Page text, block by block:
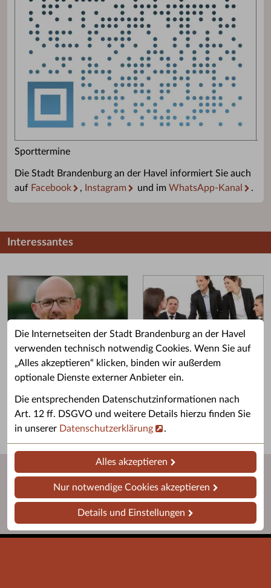
Die Internetseiten der Stadt Brandenburg an der Havel
verwenden technisch notwendig Cookies. Wenn Sie auf
„Alles akzeptieren“ klicken, binden wir außerdem
optionale Dienste externer Anbieter ein.
Die entsprechenden Datenschutzinformationen nach
Art. 12 ff. DSGVO und weitere Details hierzu finden Sie
in unserer Datenschutzerklärung .
Alles akzeptieren
Nur notwendige Cookies akzeptieren
Details und Einstellungen
Sporttermine
Die Stadt Brandenburg an der Havel informiert Sie auch
auf Facebook , Instagram und im WhatsApp-Kanal .
Interessantes
Grußwort des OB